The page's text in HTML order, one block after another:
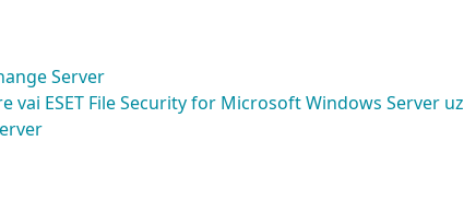
Server
vai ESET File Security for Microsoft Windows Server uz